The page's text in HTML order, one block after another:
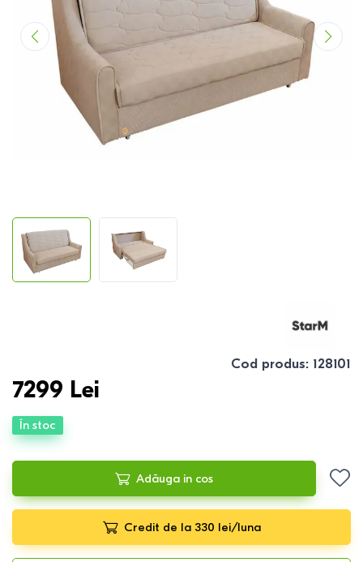
Cod produs: 128101
7299 Lei
În stoc
Adăuga in cos
Credit de la 330 lei/luna